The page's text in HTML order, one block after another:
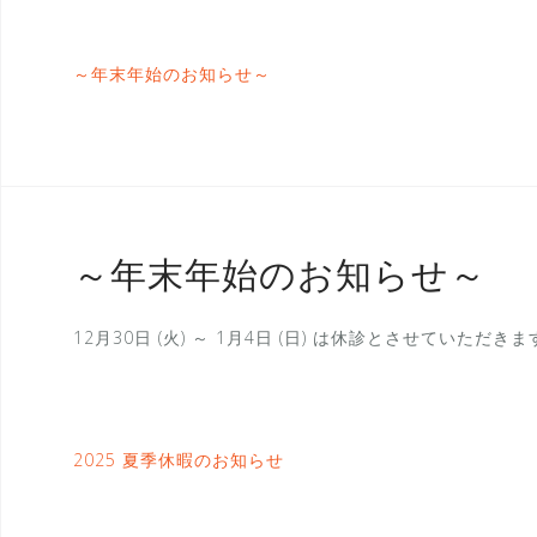
～年末年始のお知らせ～
～年末年始のお知らせ～
12月30日 (火) ～ 1月4日 (日) は休診とさせていただきま
2025 夏季休暇のお知らせ